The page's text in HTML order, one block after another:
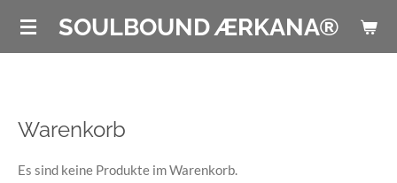
Zum
SOULBOUND ÆRKANA®
Warenkorb
Es sind keine Produkte im Warenkorb.